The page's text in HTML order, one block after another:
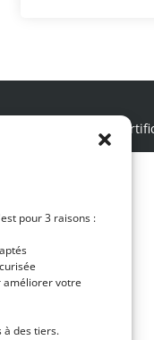
pour 3 raisons :
améliorer votre
à des tiers.
musicale •